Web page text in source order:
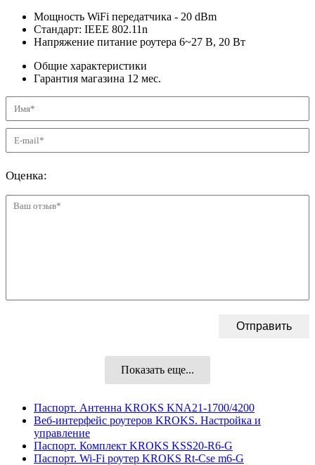
Мощность WiFi передатчика - 20 dBm
Стандарт: IEEE 802.11n
Напряжение питание роутера 6~27 В, 20 Вт
Общие характеристики
Гарантия магазина 12 мес.
Показать еще...
Паспорт. Антенна KROKS KNA21-1700/4200
Веб-интерфейс роутеров KROKS. Настройка и
управление
Паспорт. Комплект KROKS KSS20-R6-G
Паспорт. Wi-Fi роутер KROKS Rt-Cse m6-G